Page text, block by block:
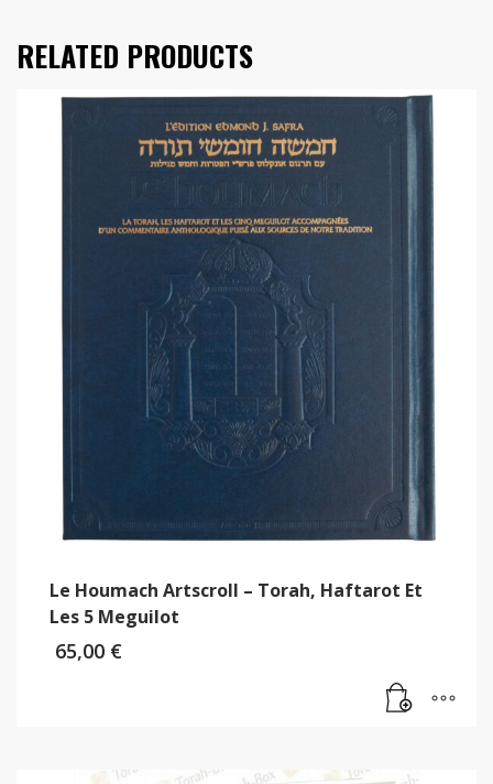
RELATED PRODUCTS
Le Houmach Artscroll – Torah, Haftarot Et
Les 5 Meguilot
65,00 €